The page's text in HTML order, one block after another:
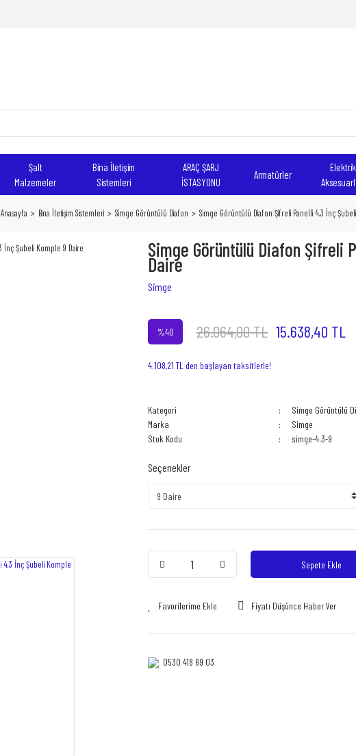
Şalt
Malzemeler
Bina İletişim
Sistemleri
ARAÇ ŞARJ
İSTASYONU
Armatürler
Elektrik
Anasayfa Bina İletişim Sistemleri Simge Görüntülü Diafon Simge Görüntülü Diafon Şifreli Panelli 4.3 İnç
Simge Görüntülü Diafon Şifreli
Daire
Simge
%40 26.064,00 TL 15.638,40 TL
4.108,21 TL den başlayan taksitlerle!
Kategori
Simge Görüntülü
Marka
Simge
Stok Kodu
simge-4.3-9
Seçenekler
Sepete Ekle
Fiyatı Düşünce Haber Ver
0530 418 69 03‎‎